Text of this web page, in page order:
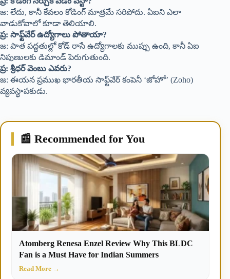
జ: లేదు, కానీ కేవలం కోడింగ్ మాత్రమే సరిపోదు. ఏఐని ఎలా
వాడుకోవాలో కూడా తెలియాలి.
ప్ర: సాఫ్ట్‌వేర్ ఉద్యోగాలు పోతాయా?
జ: పాత పద్ధతుల్లో కోడ్ రాసే ఉద్యోగాలకు ముప్పు ఉంది, కానీ ఏఐ
నిపుణులకు డిమాండ్ పెరుగుతుంది.
ప్ర: శ్రీధర్ వెంబు ఎవరు?
జ: ఈయన ప్రముఖ భారతీయ సాఫ్ట్‌వేర్ కంపెనీ ‘జోహో’ (Zoho)
వ్యవస్థాపకుడు.
📰 Recommended for You
Atomberg Renesa Enzel Review Why This BLDC
Fan is a Must Have for Indian Summers
Read More →